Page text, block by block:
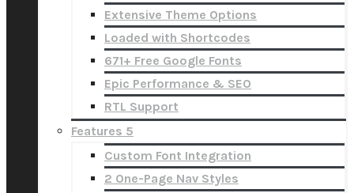
Extensive Theme Options
Loaded with Shortcodes
671+ Free Google Fonts
Epic Performance & SEO
RTL Support
Features 5
Custom Font Integration
2 One-Page Nav Styles